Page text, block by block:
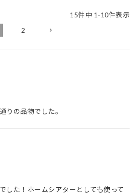
15件中 1 -10件表示
2
りの品物でした。
した！ホームシアターとしても使って